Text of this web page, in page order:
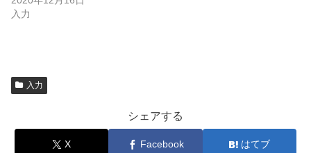
入力
入力
シェアする
X Facebook はてブ